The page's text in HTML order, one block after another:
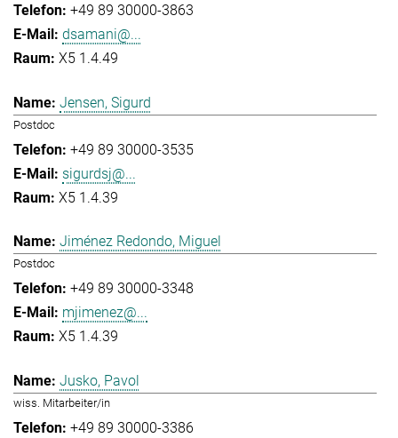
+49 89 30000-3863
dsamani@...
X5 1.4.49
Jensen, Sigurd
Postdoc
+49 89 30000-3535
sigurdsj@...
X5 1.4.39
Jiménez Redondo, Miguel
Postdoc
+49 89 30000-3348
mjimenez@...
X5 1.4.39
Jusko, Pavol
wiss. Mitarbeiter/in
+49 89 30000-3386